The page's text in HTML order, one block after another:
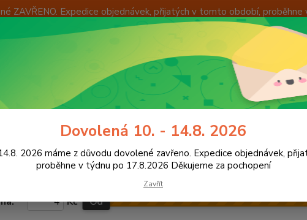
ZAVŘENO. Expedice objednávek, přijatých v tomto období,
OKAMŽITÁ VÝMĚNA ZBOŽÍ
Hledat +420
8:00 - 15:00
Pojistky Tavné pojistkové plíšky
pojistkové plíšky
Kč Od
Dovolená 10. - 14.8. 2026
2026 máme z důvodu dovolené zavřeno. Expedice objednávek,
proběhne v týdnu po 17.8.2026 Děkujeme za pochopení
Zavřít